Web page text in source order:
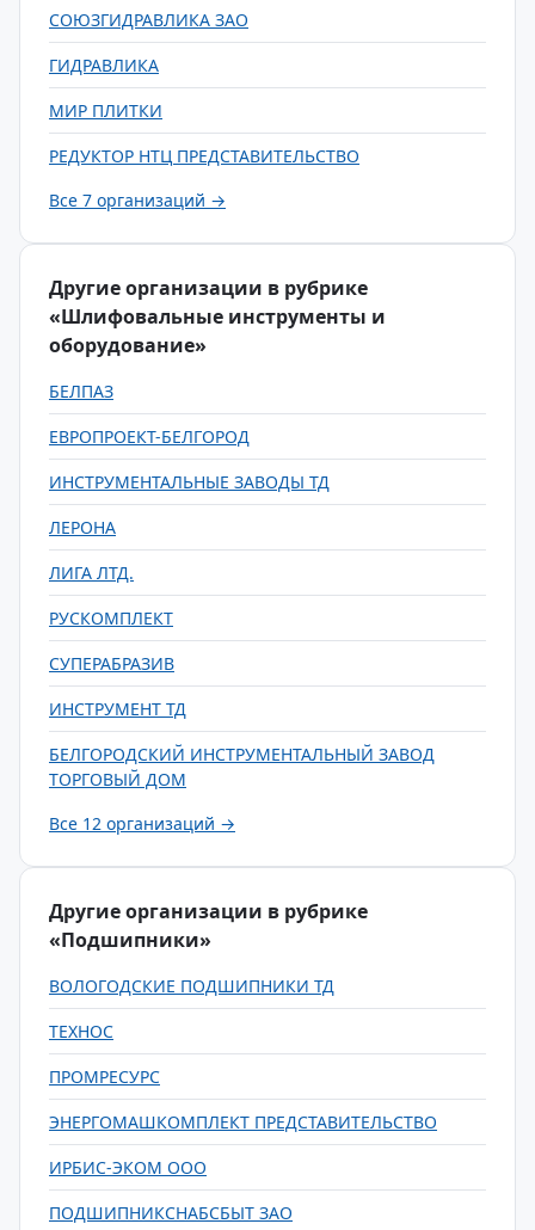
СОЮЗГИДРАВЛИКА ЗАО
ГИДРАВЛИКА
МИР ПЛИТКИ
РЕДУКТОР НТЦ ПРЕДСТАВИТЕЛЬСТВО
Все 7 организаций →
Другие организации в рубрике
«Шлифовальные инструменты и
оборудование»
БЕЛПАЗ
ЕВРОПРОЕКТ-БЕЛГОРОД
ИНСТРУМЕНТАЛЬНЫЕ ЗАВОДЫ ТД
ЛЕРОНА
ЛИГА ЛТД.
РУСКОМПЛЕКТ
СУПЕРАБРАЗИВ
ИНСТРУМЕНТ ТД
БЕЛГОРОДСКИЙ ИНСТРУМЕНТАЛЬНЫЙ ЗАВОД
ТОРГОВЫЙ ДОМ
Все 12 организаций →
Другие организации в рубрике
«Подшипники»
ВОЛОГОДСКИЕ ПОДШИПНИКИ ТД
ТЕХНОС
ПРОМРЕСУРС
ЭНЕРГОМАШКОМПЛЕКТ ПРЕДСТАВИТЕЛЬСТВО
ИРБИС-ЭКОМ ООО
ПОДШИПНИКСНАБСБЫТ ЗАО